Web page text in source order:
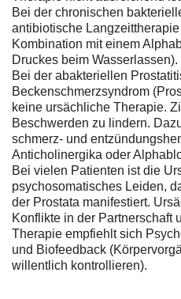
Bei der chronischen
antibiotische
Kombination mit einem
Druckes beim Wasserlassen).
Bei der abakteriellen
Beckenschmerzsyndrom
keine ursächliche Therapie.
Beschwerden zu lindern.
schmerz- und
Anticholinergika oder
Bei vielen Patienten ist die
psychosomatisches Leiden,
der Prostata manifestiert.
Konflikte in der Partnerschaft
Therapie empfiehlt sich
und Biofeedback
willentlich kontrollieren).